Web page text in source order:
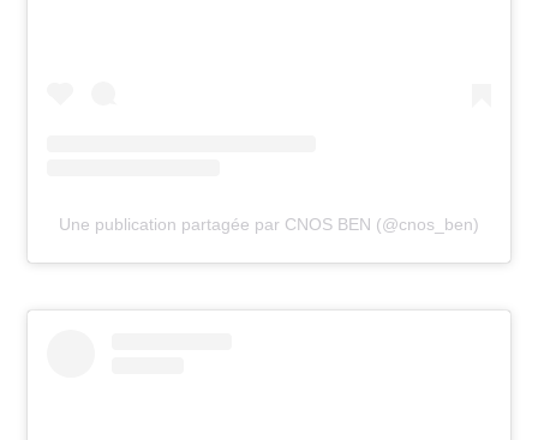
Une publication partagée par CNOS BEN (@cnos_ben)